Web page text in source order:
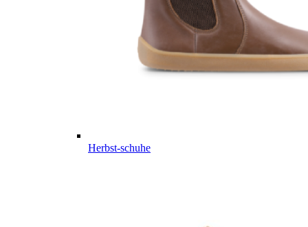
Herbst-schuhe